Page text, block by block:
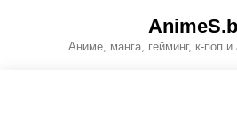
Аниме, манга, гейминг, к-поп и